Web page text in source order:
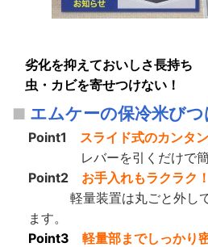
劣化を抑えておいしさ長持ち
虫・カビを寄せつけない！
エムケーの保冷米び
Point1 スライド式のカンタ
レバーを引くだけで簡単
Point2 お手入れもラクラク！
軽量装置は丸ごと外し
ます。
Point3 軽量部までしっかり